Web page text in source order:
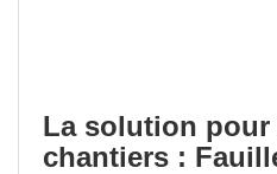
La solution pour
chantiers :